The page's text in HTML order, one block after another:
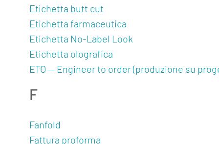
Etichetta butt cut
Etichetta farmaceutica
Etichetta No-Label Look
Etichetta olografica
ETO — Engineer to order (produzione su
F
Fanfold
Fattura proforma